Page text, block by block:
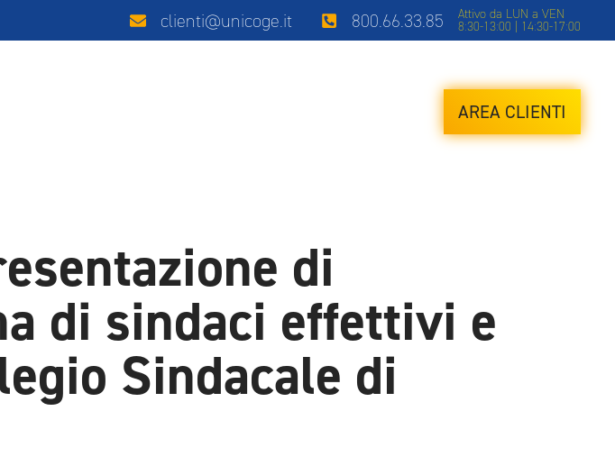
clienti@unicoge.it 800.66.33.85 Attivo da LUN a VEN
8:30-13:00 | 14:30-17:00
AREA CLIENTI
di
di sindaci effettivi e
Sindacale di